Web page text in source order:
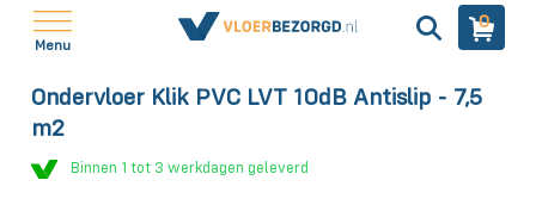
Menu
0
Ondervloer Klik PVC LVT 10dB Antislip - 7,5
m2
Binnen 1 tot 3 werkdagen geleverd